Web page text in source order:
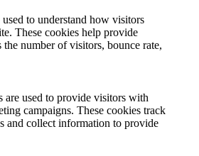
to understand how visitors
These cookies help provide
number of visitors, bounce rate,
are used to provide visitors with
campaigns. These cookies track
and collect information to provide